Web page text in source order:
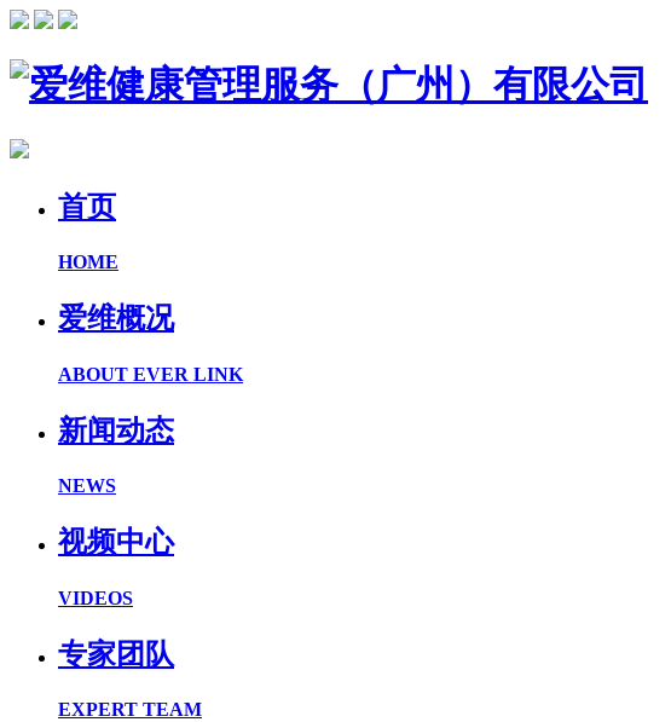
首页
HOME
爱维概况
ABOUT EVER LINK
新闻动态
NEWS
视频中心
VIDEOS
专家团队
EXPERT TEAM